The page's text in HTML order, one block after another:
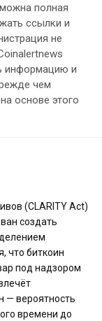
полная
ссылки и
не
информацию и
чем
основе этого
(CLARITY Act)
создать
что биткоин
под надзором
— вероятность
времени до